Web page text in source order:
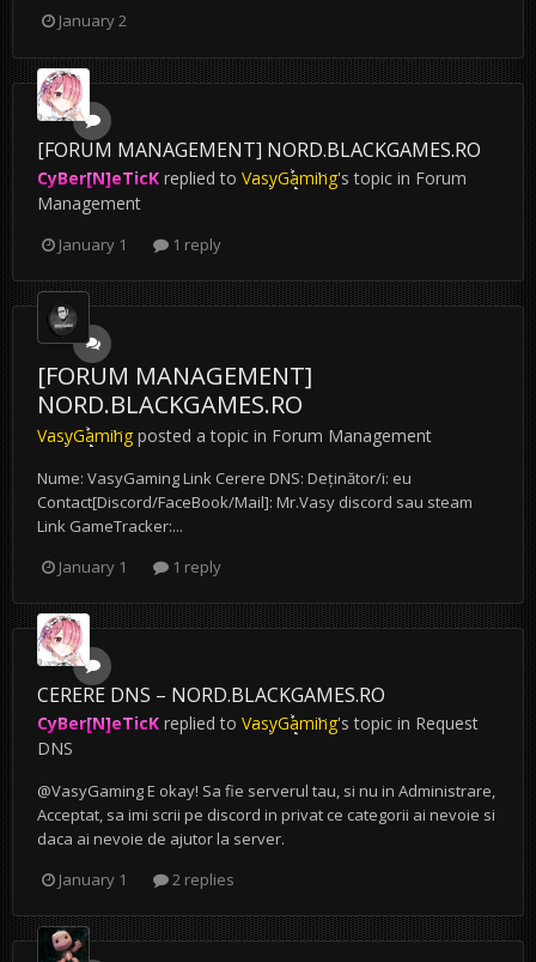
January 2
[FORUM MANAGEMENT] NORD.BLACKGAMES.RO
CyBer[N]eTicK replied to VasyGaming's topic in Forum
Management
January 1 1 reply
[FORUM MANAGEMENT]
NORD.BLACKGAMES.RO
VasyGamingposted a topic in Forum Management
Nume: VasyGaming Link Cerere DNS: Deținător/i: eu
Contact[Discord/FaceBook/Mail]: Mr.Vasy discord sau steam
Link GameTracker:...
January 1
1 reply
CERERE DNS – NORD.BLACKGAMES.RO
CyBer[N]eTicK replied to VasyGaming's topic in Request
DNS
@VasyGaming E okay! Sa fie serverul tau, si nu in Administrare,
Acceptat, sa imi scrii pe discord in privat ce categorii ai nevoie si
daca ai nevoie de ajutor la server.
January 1
2 replies